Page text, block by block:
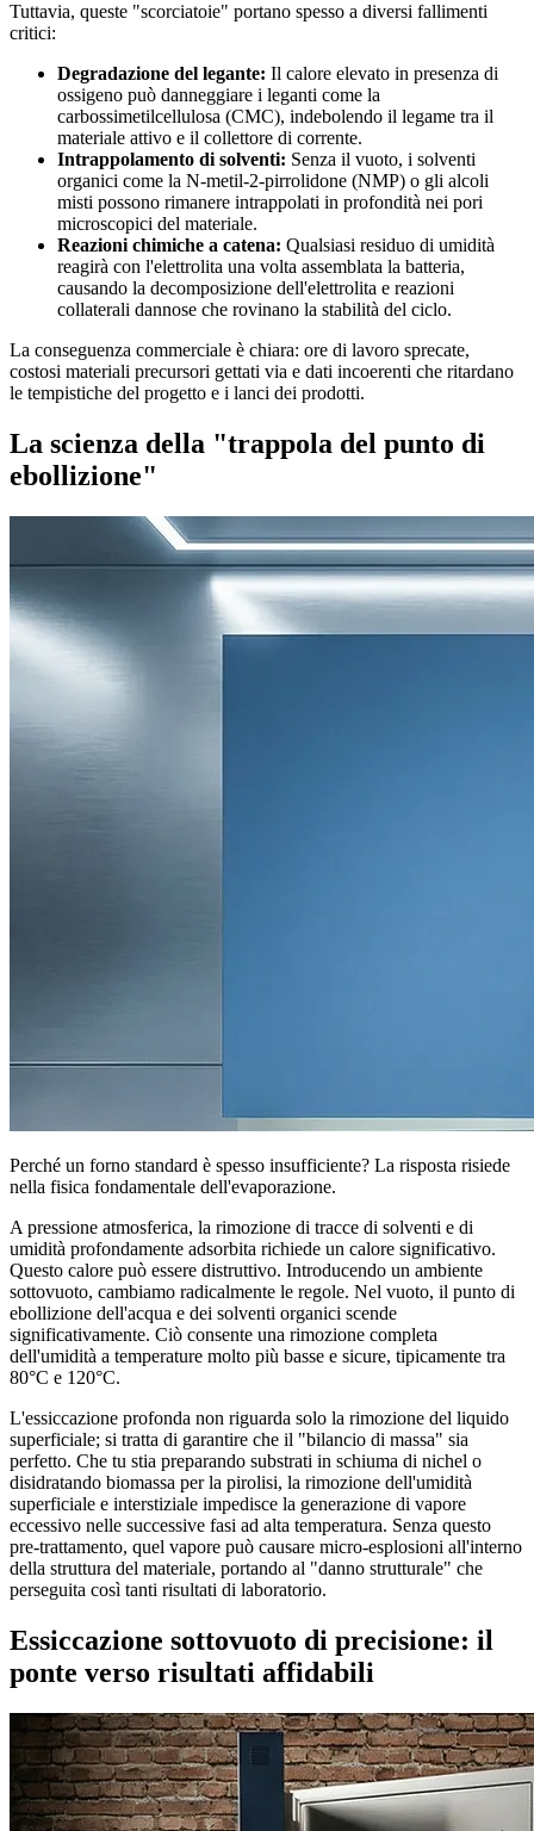
Tuttavia, queste "scorciatoie" portano spesso a diversi fallimenti
critici:
Degradazione del legante: Il calore elevato in presenza di
ossigeno può danneggiare i leganti come la
carbossimetilcellulosa (CMC), indebolendo il legame tra il
materiale attivo e il collettore di corrente.
Intrappolamento di solventi: Senza il vuoto, i solventi
organici come la N-metil-2-pirrolidone (NMP) o gli alcoli
misti possono rimanere intrappolati in profondità nei pori
microscopici del materiale.
Reazioni chimiche a catena: Qualsiasi residuo di umidità
reagirà con l'elettrolita una volta assemblata la batteria,
causando la decomposizione dell'elettrolita e reazioni
collaterali dannose che rovinano la stabilità del ciclo.
La conseguenza commerciale è chiara: ore di lavoro sprecate,
costosi materiali precursori gettati via e dati incoerenti che ritardano
le tempistiche del progetto e i lanci dei prodotti.
La scienza della "trappola del punto di
ebollizione"
Perché un forno standard è spesso insufficiente? La risposta risiede
nella fisica fondamentale dell'evaporazione.
A pressione atmosferica, la rimozione di tracce di solventi e di
umidità profondamente adsorbita richiede un calore significativo.
Questo calore può essere distruttivo. Introducendo un ambiente
sottovuoto, cambiamo radicalmente le regole. Nel vuoto, il punto di
ebollizione dell'acqua e dei solventi organici scende
significativamente. Ciò consente una rimozione completa
dell'umidità a temperature molto più basse e sicure, tipicamente tra
80°C e 120°C.
L'essiccazione profonda non riguarda solo la rimozione del liquido
superficiale; si tratta di garantire che il "bilancio di massa" sia
perfetto. Che tu stia preparando substrati in schiuma di nichel o
disidratando biomassa per la pirolisi, la rimozione dell'umidità
superficiale e interstiziale impedisce la generazione di vapore
eccessivo nelle successive fasi ad alta temperatura. Senza questo
pre-trattamento, quel vapore può causare micro-esplosioni all'interno
della struttura del materiale, portando al "danno strutturale" che
perseguita così tanti risultati di laboratorio.
Essiccazione sottovuoto di precisione: il
ponte verso risultati affidabili